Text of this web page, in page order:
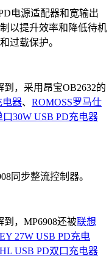
电源适配器和宽输出
以提升效率和降低待机
过载保护。
，采用昂宝OB2632的
电器、 ROMOSS罗马仕
30W USB PD充电器
同步整流控制器。
，MP6908还被联想
27W USB PD充电
USB PD双口充电器